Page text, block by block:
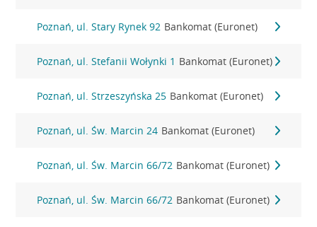
Poznań, ul. Stary Rynek 92 Bankomat (Euronet)
Poznań, ul. Stefanii Wołynki 1 Bankomat (Euronet)
Poznań, ul. Strzeszyńska 25 Bankomat (Euronet)
Poznań, ul. Św. Marcin 24 Bankomat (Euronet)
Poznań, ul. Św. Marcin 66/72 Bankomat (Euronet)
Poznań, ul. Św. Marcin 66/72 Bankomat (Euronet)